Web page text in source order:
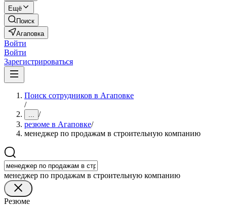
Ещё
Поиск
Агаповка
Войти
Войти
Зарегистрироваться
Поиск сотрудников в Агаповке
/
... /
резюме в Агаповке/
менеджер по продажам в строительную компанию
менеджер по продажам в строительную компанию
Резюме